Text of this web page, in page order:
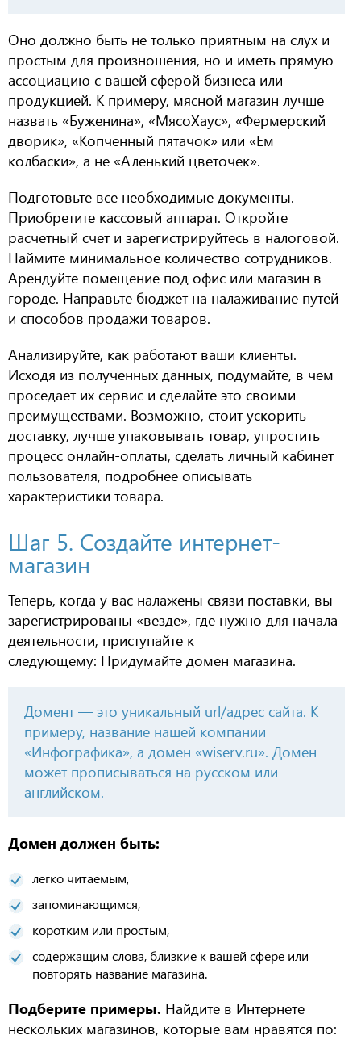
Оно должно быть не только приятным на слух и
простым для произношения, но и иметь прямую
ассоциацию с вашей сферой бизнеса или
продукцией. К примеру, мясной магазин лучше
назвать «Буженина», «МясоХаус», «Фермерский
дворик», «Копченный пятачок» или «Ем
колбаски», а не «Аленький цветочек».
Подготовьте все необходимые документы.
Приобретите кассовый аппарат. Откройте
расчетный счет и зарегистрируйтесь в налоговой.
Наймите минимальное количество сотрудников.
Арендуйте помещение под офис или магазин в
городе. Направьте бюджет на налаживание путей
и способов продажи товаров.
Анализируйте, как работают ваши клиенты.
Исходя из полученных данных, подумайте, в чем
проседает их сервис и сделайте это своими
преимуществами. Возможно, стоит ускорить
доставку, лучше упаковывать товар, упростить
процесс онлайн-оплаты, сделать личный кабинет
пользователя, подробнее описывать
характеристики товара.
Шаг 5. Создайте интернет-
магазин
Теперь, когда у вас налажены связи поставки, вы
зарегистрированы «везде», где нужно для начала
деятельности, приступайте к
следующему: Придумайте домен магазина.
Домент — это уникальный url/адрес сайта. К
примеру, название нашей компании
«Инфографика», а домен «wiserv.ru». Домен
может прописываться на русском или
английском.
Домен должен быть:
легко читаемым,
запоминающимся,
коротким или простым,
содержащим слова, близкие к вашей сфере или
повторять название магазина.
Подберите примеры. Найдите в Интернете
нескольких магазинов, которые вам нравятся по: